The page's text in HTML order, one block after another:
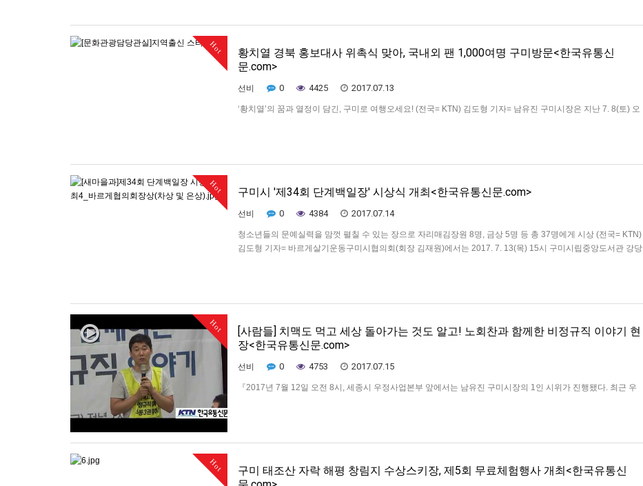
Hot
황치열 경북 홍보대사 위촉식 맞아, 국내외 팬 1,000여명 구미방문<한국유통신
문.com>
선비 0 4425 2017.07.13
‘황치열’의 꿈과 열정이 담긴, 구미로 여행오세요! (전국= KTN) 김도형 기자= 남유진 구미시장은 지난 7. 8(토) 오
Hot 구미시 '제34회 단계백일장' 시상식 개최<한국유통신문.com>
선비 0 4384 2017.07.14
청소년들의 문예실력을 맘껏 펼칠 수 있는 장으로 자리매김장원 8명, 금상 5명 등 총 37명에게 시상 (전국= KTN)
김도형 기자= 바르게살기운동구미시협의회(회장 김재원)에서는 2017. 7. 13(목) 15시 구미시립중앙도서관 강당
Hot
[사람들] 치맥도 먹고 세상 돌아가는 것도 알고! 노회찬과 함께한 비정규직 이야기 현
장<한국유통신문.com>
선비 0 4753 2017.07.15
『2017년 7월 12일 오전 8시, 세종시 우정사업본부 앞에서는 남유진 구미시장의 1인 시위가 진행됐다. 최근 우
Hot
구미 태조산 자락 해평 창림지 수상스키장, 제5회 무료체험행사 개최<한국유통신